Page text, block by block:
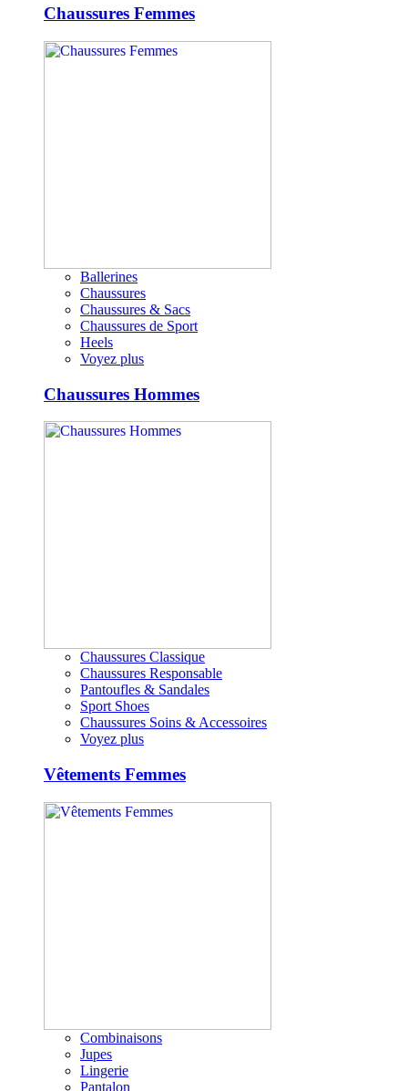
Chaussures Femmes
Ballerines
Chaussures
Chaussures & Sacs
Chaussures de Sport
Heels
Voyez plus
Chaussures Hommes
Chaussures Classique
Chaussures Responsable
Pantoufles & Sandales
Sport Shoes
Chaussures Soins & Accessoires
Voyez plus
Vêtements Femmes
Combinaisons
Jupes
Lingerie
Pantalon